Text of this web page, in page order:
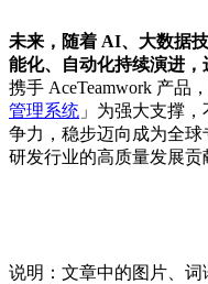
未来，随着 AI、大数据
能化、自动化持续演进，
携手 AceTeamwork 产品
管理系统 」为强大支撑
争力，稳步迈向成为全
研发行业的高质量发展贡
说明：文章中的图片、